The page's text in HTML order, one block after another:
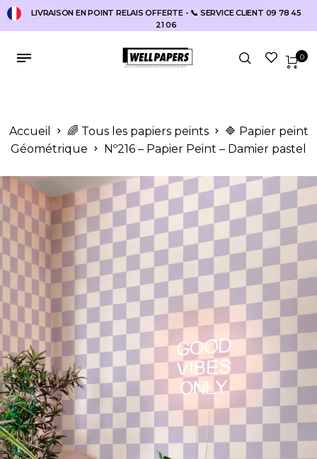
LIVRAISON EN POINT RELAIS OFFERTE - 📞 SERVICE CLIENT 09 78 45
21 06
0
Accueil 🌈 Tous les papiers peints
🔷 Papier peint
Géométrique
Nº216 – Papier Peint – Damier pastel